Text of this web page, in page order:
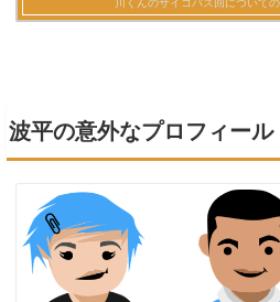
波平の意外なプロフィール